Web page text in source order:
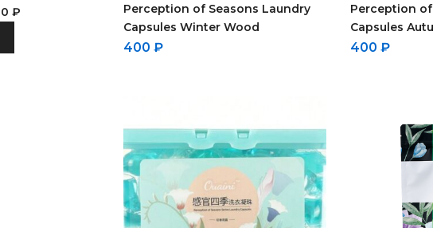
Perception of Seasons Laundry
Capsules Winter Wood
400 ₽
Perception
Capsules
400 ₽
₽